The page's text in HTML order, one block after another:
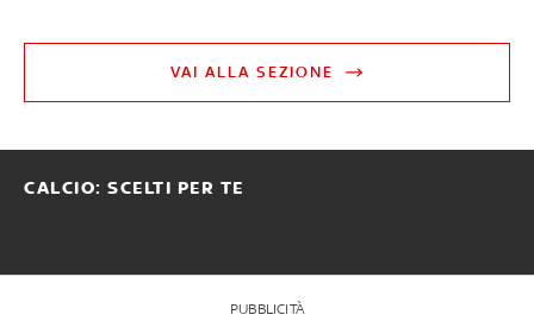
VAI ALLA SEZIONE
CALCIO: SCELTI PER TE
PUBBLICITÀ